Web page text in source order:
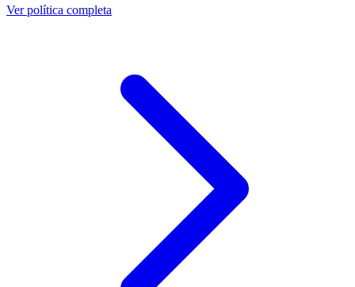
Ver política completa